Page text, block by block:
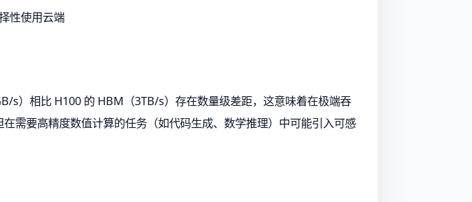
性使用云端
s）相比 H100 的 HBM（3TB/s）存在数量级差距，这意味着在极端吞
需要高精度数值计算的任务（如代码生成、数学推理）中可能引入可感